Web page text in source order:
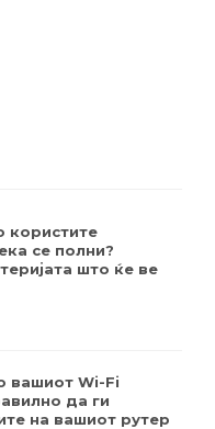
користите
се полни?
што ќе ве
вашиот Wi-Fi
да ги
на вашиот рутер